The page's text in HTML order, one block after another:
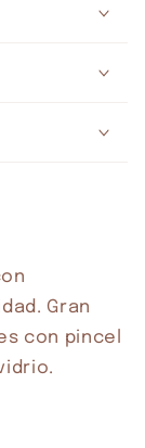
Gran
con pincel
Ayuda.